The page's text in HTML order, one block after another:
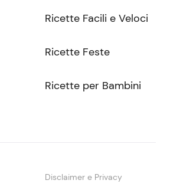
Ricette Facili e Veloci
Ricette Feste
Ricette per Bambini
Disclaimer e Privacy